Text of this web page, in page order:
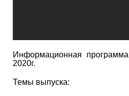
Информационная
2020г.
Темы выпуска: